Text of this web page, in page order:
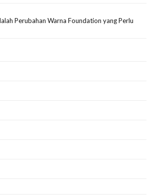
Perubahan Warna Foundation yang Perlu